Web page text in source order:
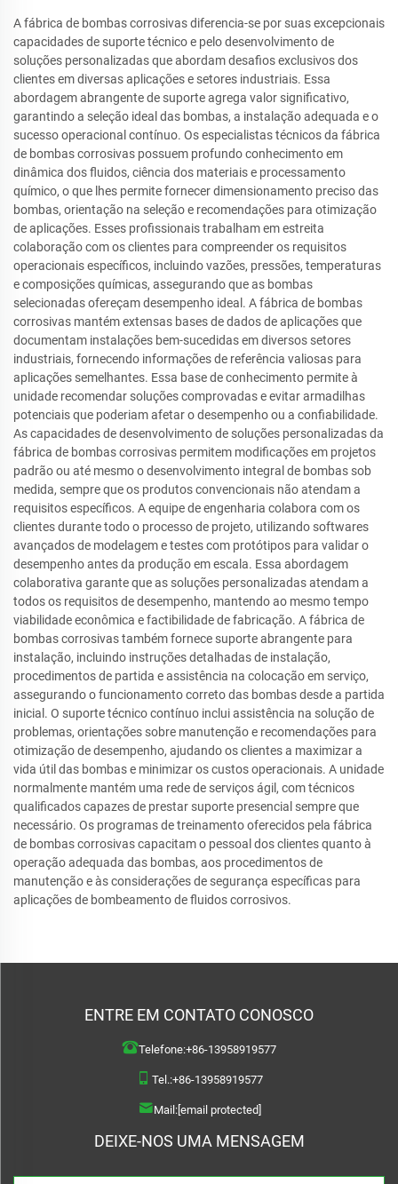
A fábrica de bombas corrosivas diferencia-se por suas excepcionais
capacidades de suporte técnico e pelo desenvolvimento de
soluções personalizadas que abordam desafios exclusivos dos
clientes em diversas aplicações e setores industriais. Essa
abordagem abrangente de suporte agrega valor significativo,
garantindo a seleção ideal das bombas, a instalação adequada e o
sucesso operacional contínuo. Os especialistas técnicos da fábrica
de bombas corrosivas possuem profundo conhecimento em
dinâmica dos fluidos, ciência dos materiais e processamento
químico, o que lhes permite fornecer dimensionamento preciso das
bombas, orientação na seleção e recomendações para otimização
de aplicações. Esses profissionais trabalham em estreita
colaboração com os clientes para compreender os requisitos
operacionais específicos, incluindo vazões, pressões, temperaturas
e composições químicas, assegurando que as bombas
selecionadas ofereçam desempenho ideal. A fábrica de bombas
corrosivas mantém extensas bases de dados de aplicações que
documentam instalações bem-sucedidas em diversos setores
industriais, fornecendo informações de referência valiosas para
aplicações semelhantes. Essa base de conhecimento permite à
unidade recomendar soluções comprovadas e evitar armadilhas
potenciais que poderiam afetar o desempenho ou a confiabilidade.
As capacidades de desenvolvimento de soluções personalizadas da
fábrica de bombas corrosivas permitem modificações em projetos
padrão ou até mesmo o desenvolvimento integral de bombas sob
medida, sempre que os produtos convencionais não atendam a
requisitos específicos. A equipe de engenharia colabora com os
clientes durante todo o processo de projeto, utilizando softwares
avançados de modelagem e testes com protótipos para validar o
desempenho antes da produção em escala. Essa abordagem
colaborativa garante que as soluções personalizadas atendam a
todos os requisitos de desempenho, mantendo ao mesmo tempo
viabilidade econômica e factibilidade de fabricação. A fábrica de
bombas corrosivas também fornece suporte abrangente para
instalação, incluindo instruções detalhadas de instalação,
procedimentos de partida e assistência na colocação em serviço,
assegurando o funcionamento correto das bombas desde a partida
inicial. O suporte técnico contínuo inclui assistência na solução de
problemas, orientações sobre manutenção e recomendações para
otimização de desempenho, ajudando os clientes a maximizar a
vida útil das bombas e minimizar os custos operacionais. A unidade
normalmente mantém uma rede de serviços ágil, com técnicos
qualificados capazes de prestar suporte presencial sempre que
necessário. Os programas de treinamento oferecidos pela fábrica
de bombas corrosivas capacitam o pessoal dos clientes quanto à
operação adequada das bombas, aos procedimentos de
manutenção e às considerações de segurança específicas para
aplicações de bombeamento de fluidos corrosivos.
ENTRE EM CONTATO CONOSCO
Telefone:+86-13958919577
Tel.:+86-13958919577
Mail:[email protected]
DEIXE-NOS UMA MENSAGEM